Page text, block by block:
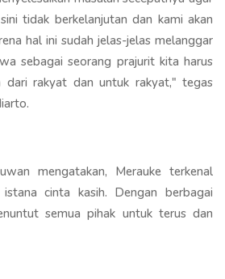
tidak berkelanjutan dan kami akan
hal ini sudah jelas-jelas melanggar
sebagai seorang prajurit kita harus
dari rakyat dan untuk rakyat," tegas
mengatakan, Merauke terkenal
cinta kasih. Dengan berbagai
semua pihak untuk terus dan